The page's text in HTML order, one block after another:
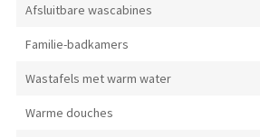
Afsluitbare wascabines
Familie-badkamers
Wastafels met warm water
Warme douches